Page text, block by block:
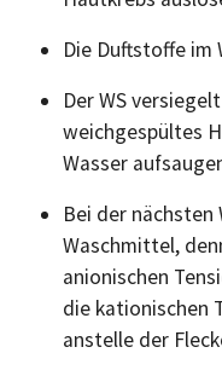
Die Duftstoffe im
Der WS
weichgespültes
Wasser
Bei der nächsten
Waschmittel,
anionischen
die kationischen
anstelle der